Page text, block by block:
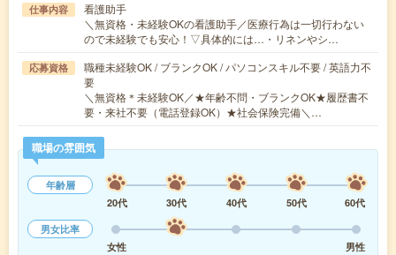
仕事内容
看護助手
＼無資格・未経験OKの看護助手／医療行為は一切行わない
ので未経験でも安心！▽具体的には…・リネンやシ…
応募資格
職種未経験OK / ブランクOK / パソコンスキル不要 / 英語力不
要
＼無資格＊未経験OK／★年齢不問・ブランクOK★履歴書不
要・来社不要（電話登録OK）★社会保険完備＼…
職場の雰囲気
年齢層
20代
30代 40代 50代
60代
男女比率
女性
男性